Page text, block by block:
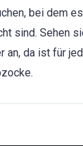
bei dem
sind. Sehen
an, da ist für